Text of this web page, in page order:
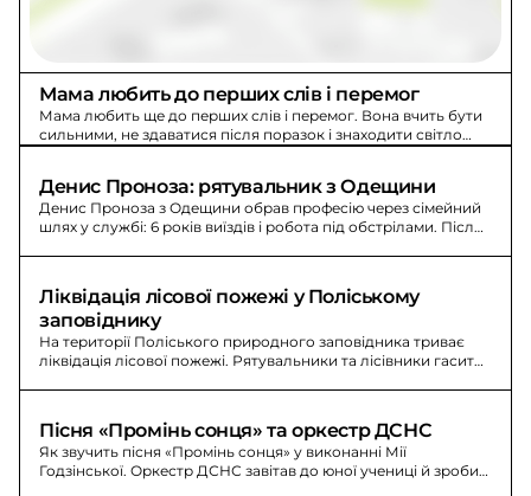
Мама любить до перших слів і перемог
Мама любить ще до перших слів і перемог. Вона вчить бути
сильними, не здаватися після поразок і знаходити світло
Денис Проноза: рятувальник з Одещини
Денис Проноза з Одещини обрав професію через сімейний
шлях у службі: 6 років виїздів і робота під обстрілами. Після
Ліквідація лісової пожежі у Поліському
заповіднику
На території Поліського природного заповідника триває
ліквідація лісової пожежі. Рятувальники та лісівники гасить
Пісня «Промінь сонця» та оркестр ДСНС
Як звучить пісня «Промінь сонця» у виконанні Мії
Годзінської. Оркестр ДСНС завітав до юної учениці й зробив